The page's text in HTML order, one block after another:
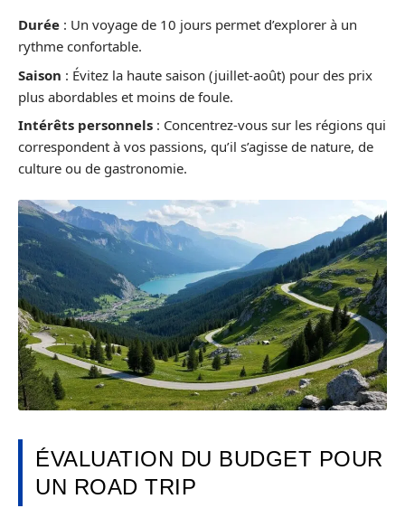
Durée : Un voyage de 10 jours permet d’explorer à un
rythme confortable.
Saison : Évitez la haute saison (juillet-août) pour des prix
plus abordables et moins de foule.
Intérêts personnels : Concentrez-vous sur les régions qui
correspondent à vos passions, qu’il s’agisse de nature, de
culture ou de gastronomie.
ÉVALUATION DU BUDGET POUR
UN ROAD TRIP